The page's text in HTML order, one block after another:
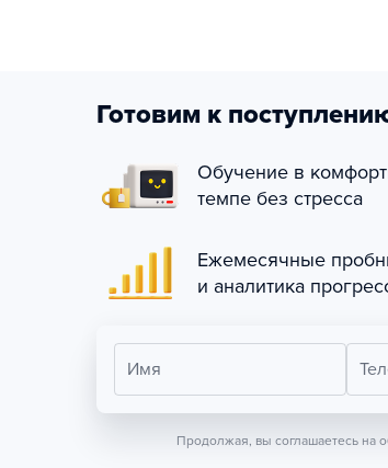
Готовим к
Обучение в
темпе без стресса
Ежемесячные
и аналитика
Имя
Продолжая, вы соглашаетесь на